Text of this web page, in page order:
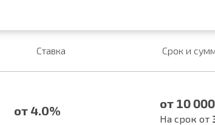
Ставка Срок и
от 4.0% от 10
На срок от